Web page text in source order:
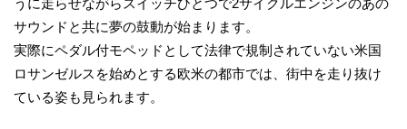
うに走らせながらスイッチひとつで2サイクルエンジンのあの
サウンドと共に夢の鼓動が始まります。
実際にペダル付モペッドとして法律で規制されていない米国
ロサンゼルスを始めとする欧米の都市では、街中を走り抜け
ている姿も見られます。